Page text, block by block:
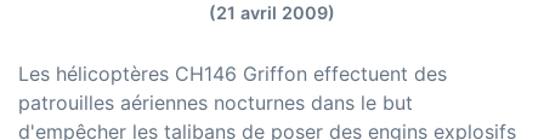
(21 avril 2009)
Les hélicoptères CH146 Griffon effectuent des
patrouilles aériennes nocturnes dans le but
d'empêcher les talibans de poser des engins explosifs